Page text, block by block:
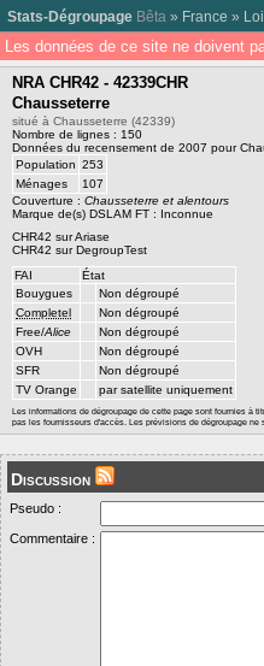
Stats-Dégroupage Bêta » France »
Les données de ce site ne doivent
NRA CHR42 - 42339CHR
Chausseterre
situé à Chausseterre (42339)
Nombre de lignes : 150
Données du recensement de 2007 pour
Population 253
Ménages
107
Couverture : Chausseterre et alentours
Marque de(s) DSLAM FT : Inconnue
CHR42 sur Ariase
CHR42 sur DegroupTest
FAI
État
Bouygues
Non dégroupé
Completel
Non dégroupé
Free/Alice
Non dégroupé
OVH
Non dégroupé
SFR
Non dégroupé
TV Orange
par satellite uniquement
Les informations de dégroupage de cette page sont fournies à
pas les fournisseurs d'accès. Les prévisions de dégroupage ne
Discussion
Pseudo :
Commentaire :